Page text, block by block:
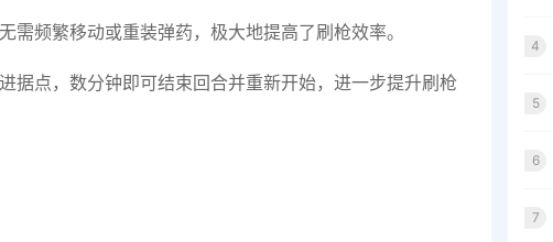
频繁移动或重装弹药，极大地提高了刷枪效率。
据点，数分钟即可结束回合并重新开始，进一步提升刷枪
4
5
6
7